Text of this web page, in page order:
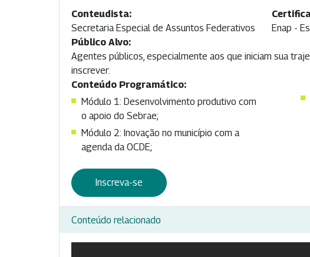
Conteudista:
Secretaria Especial de Assuntos Federativos
Enap -
Público Alvo:
Agentes públicos, especialmente aos que iniciam sua
inscrever.
Conteúdo Programático:
Módulo 1: Desenvolvimento produtivo com
o apoio do Sebrae;
Módulo 2: Inovação no município com a
agenda da OCDE;
Inscreva-se
Conteúdo relacionado